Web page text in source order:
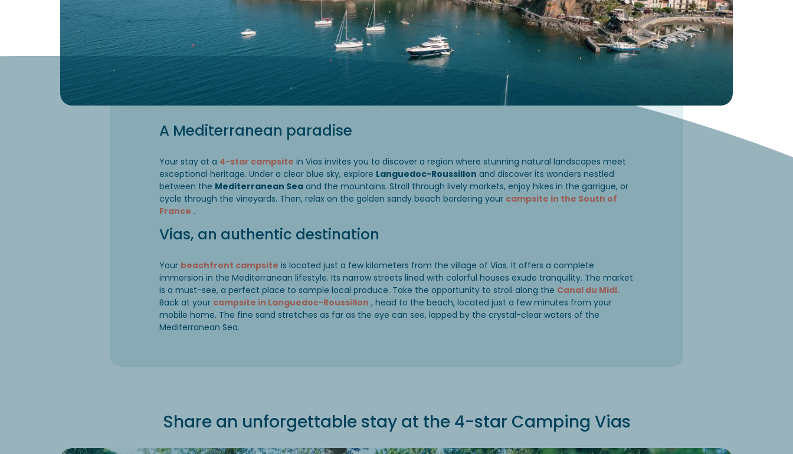
A Mediterranean paradise
Your stay at a 4-star campsite in Vias invites you to discover a region where stunning natural landscapes meet
exceptional heritage. Under a clear blue sky, explore Languedoc-Roussillon and discover its wonders nestled
between the Mediterranean Sea and the mountains. Stroll through lively markets, enjoy hikes in the garrigue, or
cycle through the vineyards. Then, relax on the golden sandy beach bordering your campsite in the South of
France .
Vias, an authentic destination
Your beachfront campsite is located just a few kilometers from the village of Vias. It offers a complete
immersion in the Mediterranean lifestyle. Its narrow streets lined with colorful houses exude tranquility. The market
is a must-see, a perfect place to sample local produce. Take the opportunity to stroll along the Canal du Midi.
Back at your campsite in Languedoc-Roussillon , head to the beach, located just a few minutes from your
mobile home. The fine sand stretches as far as the eye can see, lapped by the crystal-clear waters of the
Mediterranean Sea.
Share an unforgettable stay at the 4-star Camping Vias